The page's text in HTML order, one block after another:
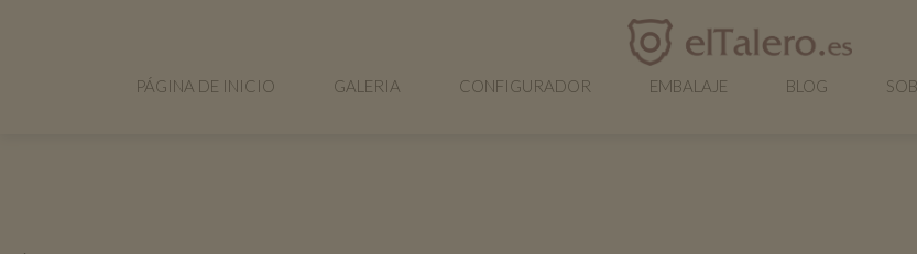
PÁGINA DE INICIO GALERIA CONFIGURADOR EMBALAJE BLOG